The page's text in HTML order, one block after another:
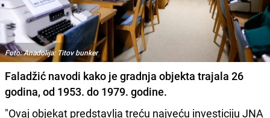
Foto: Anadolija: Titov bunker
Faladžić navodi kako je gradnja objekta trajala 26
godina, od 1953. do 1979. godine.
"Ovaj objekat predstavlja treću najveću investiciju JNA